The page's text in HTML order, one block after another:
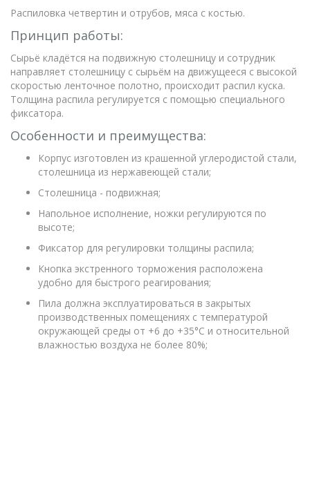
Распиловка четвертин и отрубов, мяса с костью.
Принцип работы:
Сырьё кладётся на подвижную столешницу и сотрудник
направляет столешницу с сырьём на движущееся с высокой
скоростью ленточное полотно, происходит распил куска.
Толщина распила регулируется с помощью специального
фиксатора.
Особенности и преимущества:
Корпус изготовлен из крашенной углеродистой стали,
столешница из нержавеющей стали;
Столешница - подвижная;
Напольное исполнение, ножки регулируются по
высоте;
Фиксатор для регулировки толщины распила;
Кнопка экстренного торможения расположена
удобно для быстрого реагирования;
Пила должна эксплуатироваться в закрытых
производственных помещениях с температурой
окружающей среды от +6 до +35°С и относительной
влажностью воздуха не более 80%;